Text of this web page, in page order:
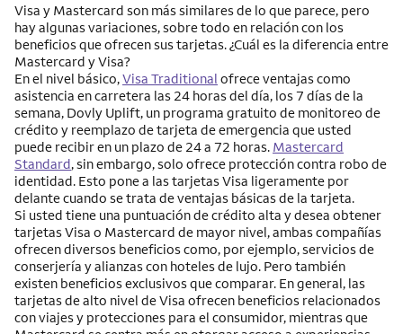
Visa y Mastercard son más similares de lo que parece, pero
hay algunas variaciones, sobre todo en relación con los
beneficios que ofrecen sus tarjetas. ¿Cuál es la diferencia entre
Mastercard y Visa?
En el nivel básico,Visa Traditional ofrece ventajas como
asistencia en carretera las 24 horas del día, los 7 días de la
semana, ​Dovly Uplift, un programa gratuito de monitoreo de
crédito y reemplazo de tarjeta de emergencia que usted
puede recibir en un plazo de 24 a 72 horas. Mastercard
Standard, sin embargo, solo ofrece protección contra robo de
identidad. Esto pone a las tarjetas Visa ligeramente por
delante cuando se trata de ventajas básicas de la tarjeta.
Si usted tiene una puntuación de crédito alta y desea obtener
tarjetas Visa o Mastercard de mayor nivel, ambas compañías
ofrecen diversos beneficios como, por ejemplo, servicios de
conserjería y alianzas con hoteles de lujo. Pero también
existen beneficios exclusivos que comparar. En general, las
tarjetas de alto nivel de Visa ofrecen beneficios relacionados
con viajes y protecciones para el consumidor, mientras que